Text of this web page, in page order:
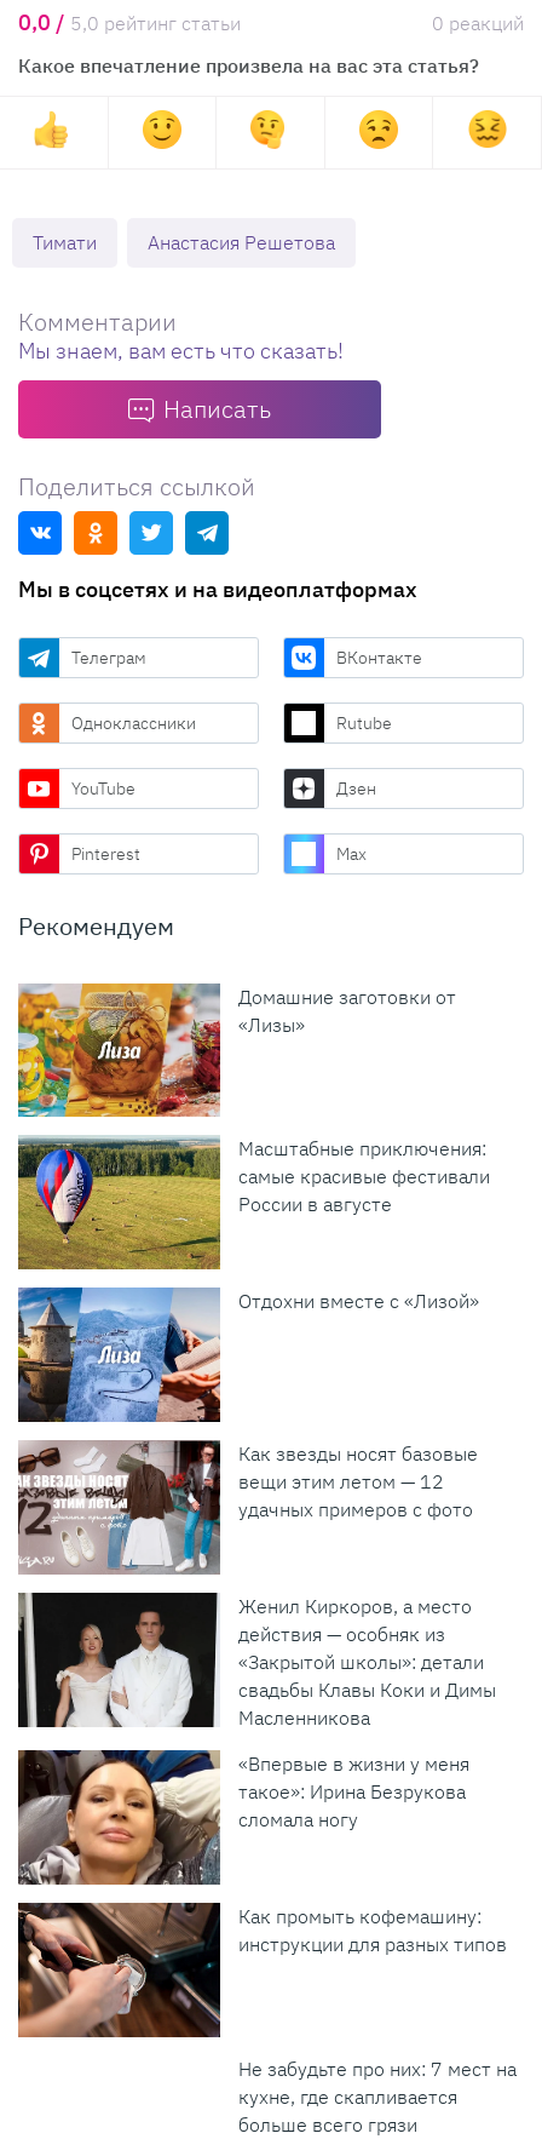
0,0 / 5,0 рейтинг статьи
0 реакций
Какое впечатление произвела на вас эта статья?
Тимати Анастасия Решетова
Комментарии
Мы знаем, вам есть что сказать!
Написать
Поделиться ссылкой
Мы в соцсетях и на видеоплатформах
Телеграм ВКонтакте
Одноклассники Rutube
YouTube Дзен
Pinterest Max
Рекомендуем
Домашние заготовки от
«Лизы»
Масштабные приключения:
самые красивые фестивали
России в августе
Отдохни вместе с «Лизой»
Как звезды носят базовые
вещи этим летом — 12
удачных примеров с фото
Женил Киркоров, а место
действия — особняк из
«Закрытой школы»: детали
свадьбы Клавы Коки и Димы
Масленникова
«Впервые в жизни у меня
такое»: Ирина Безрукова
сломала ногу
Как промыть кофемашину:
инструкции для разных типов
Не забудьте про них: 7 мест на
кухне, где скапливается
больше всего грязи